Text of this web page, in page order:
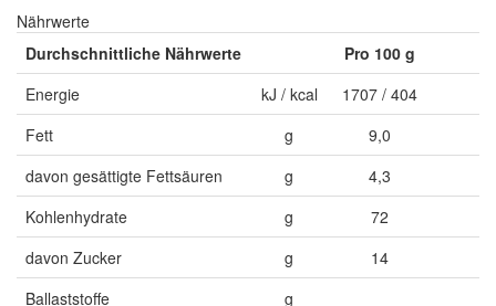
Nährwerte
Durchschnittliche Nährwerte
Pro 100 g
Energie
kJ / kcal
1707 / 404
Fett
g
9,0
davon gesättigte Fettsäuren
g
4,3
Kohlenhydrate
g
72
davon Zucker
g
14
Ballaststoffe
g